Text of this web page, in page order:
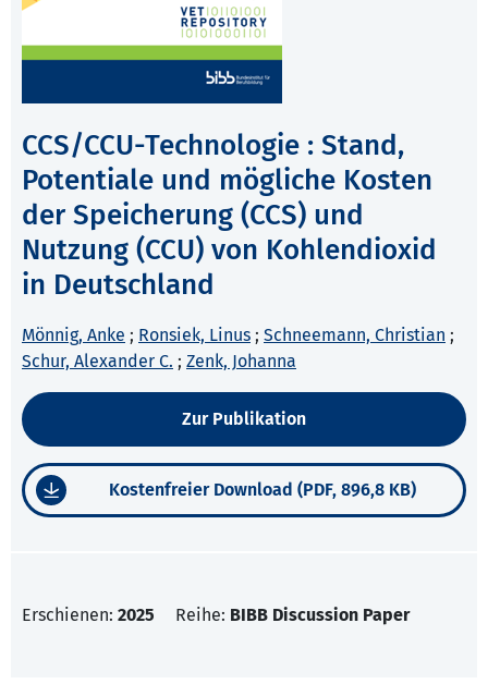
CCS/CCU-Technologie : Stand,
Potentiale und mögliche Kosten
der Speicherung (CCS) und
Nutzung (CCU) von Kohlendioxid
in Deutschland
Mönnig, Anke ; Ronsiek, Linus ; Schneemann, Christian ;
Schur, Alexander C. ; Zenk, Johanna
Zur Publikation
Kostenfreier Download (PDF, 896,8 KB)
Erschienen: 2025 Reihe: BIBB Discussion Paper